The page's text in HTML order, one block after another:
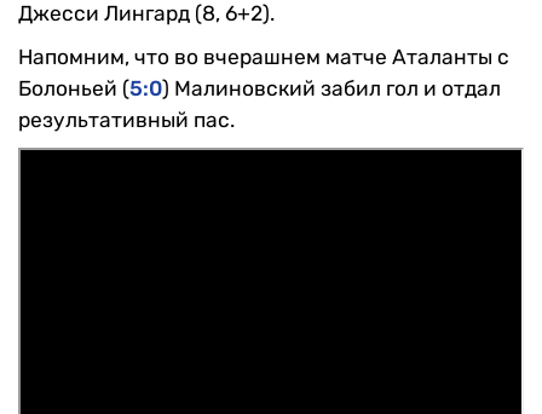
Джесси Лингард (8, 6+2).
Напомним, что во вчерашнем матче Аталанты с
Болоньей (5:0) Малиновский забил гол и отдал
результативный пас.